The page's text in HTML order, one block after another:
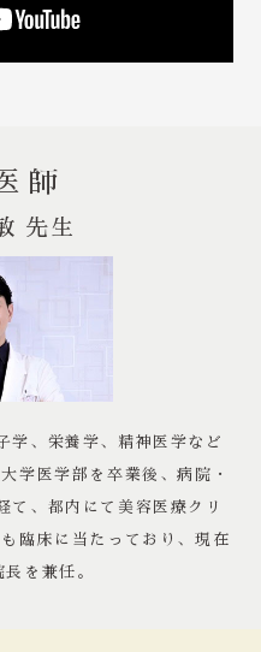
師
先生
学、栄養学、精神医学など
学医学部を卒業後、病院・
て、都内にて美容医療クリ
臨床に当たっており、現在
を兼任。